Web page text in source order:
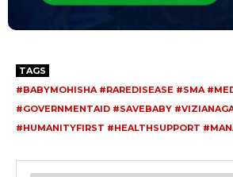
TAGS
#BABYMOHISHA #RAREDISEASE #SMA
#GOVERNMENTAID #SAVEBABY
#HUMANITYFIRST #HEALTHSUPPORT